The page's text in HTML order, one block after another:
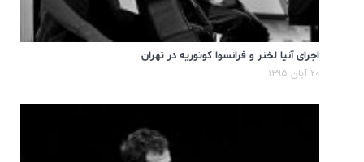
اجرای آنیا لخنر و فرانسوا کوتوریه در تهران
۲۰ آبان ۱۳۹۵